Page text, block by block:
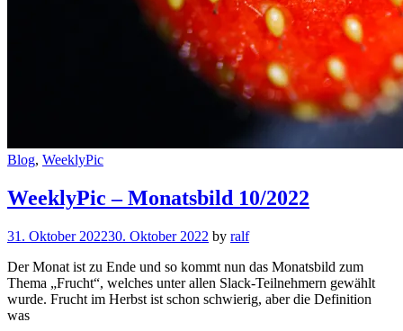
Cat
Blog, WeeklyPic
WeeklyPic – Monatsbild 10/2022
31. Oktober 202230. Oktober 2022 by ralf
Der Monat ist zu Ende und so kommt nun das Monatsbild zum
Thema „Frucht“, welches unter allen Slack-Teilnehmern gewählt
wurde. Frucht im Herbst ist schon schwierig, aber die Definition
was